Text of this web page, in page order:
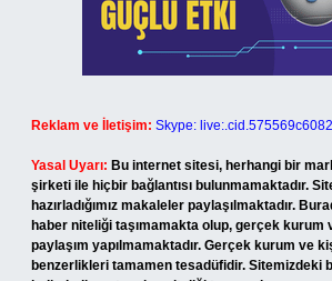
Reklam ve İletişim: Skype:
Yasal Uyarı: Bu internet sitesi, herhangi bir
şirketi ile hiçbir bağlantısı bulunmamaktadır.
hazırladığımız makaleler paylaşılmaktadır.
haber niteliği taşımamakta olup, gerçek kurum
paylaşım yapılmamaktadır. Gerçek kurum ve
benzerlikleri tamamen tesadüfidir. Sitemizdeki